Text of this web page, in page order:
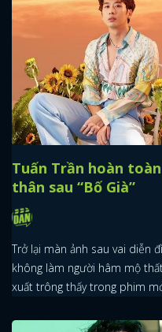
Tuấn Trần hoàn
thân sau “Bố Già”
Trở lại màn ảnh sau vai diễn
không làm người hâm mộ
xuất trông thấy trong phim